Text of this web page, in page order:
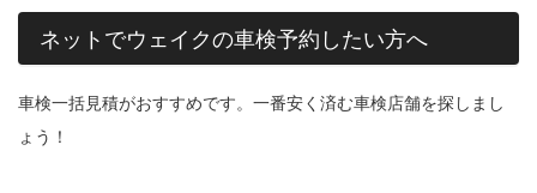
ネットでウェイクの車検予約したい方へ
車検一括見積がおすすめです。一番安く済む車検店舗を探しまし
ょう！